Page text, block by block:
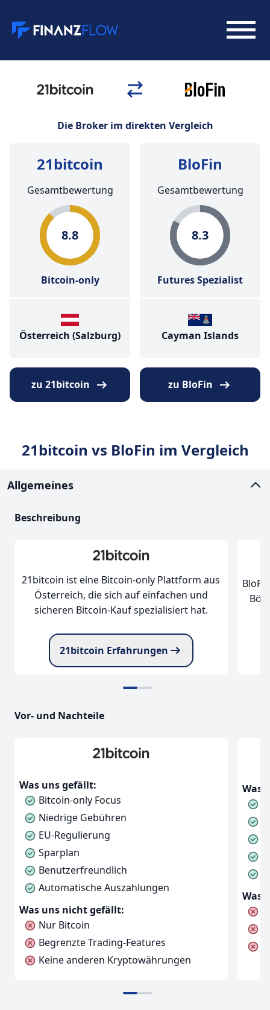
Die Broker im direkten Vergleich
21bitcoin
Gesamtbewertung
8.8
Bitcoin-only
Österreich (Salzburg)
BloFin
Gesamtbewertung
8.3
Futures Spezialist
Cayman Islands
zu 21bitcoin zu BloFin
21bitcoin vs BloFin im Vergleich
Allgemeines
Beschreibung
21bitcoin ist eine Bitcoin-only Plattform aus
Österreich, die sich auf einfachen und
sicheren Bitcoin-Kauf spezialisiert hat.
21bitcoin Erfahrungen
Vor- und Nachteile
Was uns gefällt:
Bitcoin-only Focus
Niedrige Gebühren
EU-Regulierung
Sparplan
Benutzerfreundlich
Automatische Auszahlungen
Was uns nicht gefällt:
Nur Bitcoin
Begrenzte Trading-Features
Keine anderen Kryptowährungen
Was
Was